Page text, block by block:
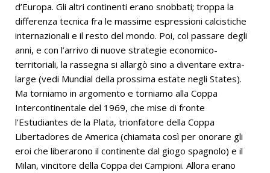
d’Europa. Gli altri continenti erano snobbati; troppa la
differenza tecnica fra le massime espressioni calcistiche
internazionali e il resto del mondo. Poi, col passare degli
anni, e con l’arrivo di nuove strategie economico-
territoriali, la rassegna si allargò sino a diventare extra-
large (vedi Mundial della prossima estate negli States).
Ma torniamo in argomento e torniamo alla Coppa
Intercontinentale del 1969, che mise di fronte
l’Estudiantes de la Plata, trionfatore della Coppa
Libertadores de America (chiamata così per onorare gli
eroi che liberarono il continente dal giogo spagnolo) e il
Milan, vincitore della Coppa dei Campioni. Allora erano